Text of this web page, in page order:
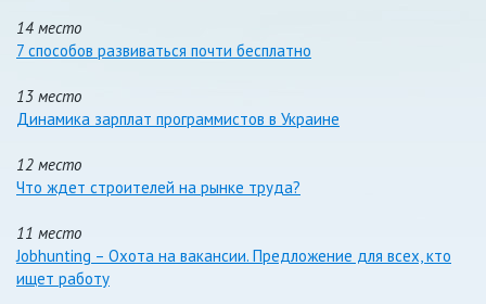
14 место
7 способов развиваться почти бесплатно
13 место
Динамика зарплат программистов в Украине
12 место
Что ждет строителей на рынке труда?
11 место
Jobhunting – Охота на вакансии. Предложение для всех, кто
ищет работу